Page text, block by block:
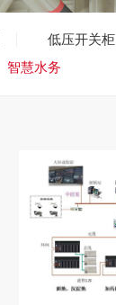
低压开关柜
智慧水务